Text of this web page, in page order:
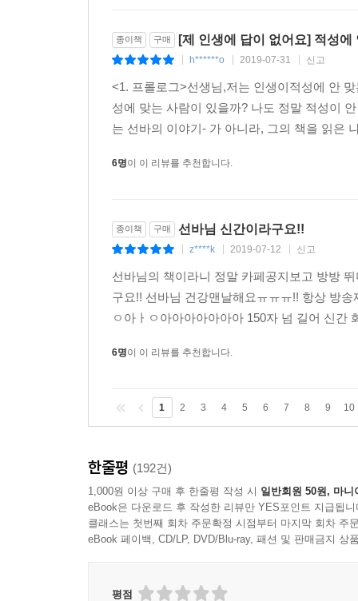
종이책 구매 [제 인생에 답이 없어요] 적성에
h******o 2019-07-31 신고
<1. 프롤로그>선생님,저는 인생이적성에 안
성에 맞는 사람이 있을까? 나도 정말 적성이
는 선바의 이야기- 가 아니라, 그의 책을 읽은
6명이 이 리뷰를 추천합니다.
종이책 구매 선바님 신간이라구요!!
z****k 2019-07-12 신고
선바님의 책이라니 정말 카페공지보고 방방
구요!! 선바님 건강맨날해요ㅠㅠㅠ!! 항상 방
ㅇ아ㅏㅇ아아아아아아아 150자 넘 길어 신간
6명이 이 리뷰를 추천합니다.
1 2 3 4 5 6 7 8 9 10
한줄평 (192건)
1,000원 이상 구매 후 한줄평 작성 시 일반회원 50원, 마니
eBook은 다운로드 후 작성한 리뷰만 YES포인트 지급됩니
클래스는 첫번째 회차 주문확정 시점부터 마지막 회차 주
eBook 페이백, CD/LP, DVD/Blu-ray, 패션 및 판매금지 상
평점